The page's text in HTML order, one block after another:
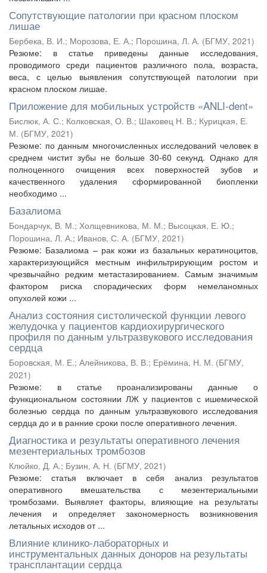
Сопутствующие патологии при красном плоском
лишае
Бербека, В. И.; Морозова, Е. А.; Порошина, Л. А. (БГМУ, 2021)
Резюме: в статье приведены данные исследования,
проводимого среди пациентов различного пола, возраста,
веса, с целью выявления сопутствующей патологии при
красном плоском лишае.
Приложение для мобильных устройств «ANLI-dent»
Бислюк, А. С.; Колковская, О. В.; Шаковец Н. В.; Курицкая, Е.
М. (БГМУ, 2021)
Резюме: по данным многочисленных исследований человек в
среднем чистит зубы не больше 30-60 секунд. Однако для
полноценного очищения всех поверхностей зубов и
качественного удаления сформированной биопленки
необходимо ...
Базалиома
Бондарчук, В. М.; Холщевникова, М. М.; Высоцкая, Е. Ю.;
Порошина, Л. А.; Иванов, С. А. (БГМУ, 2021)
Резюме: Базалиома – рак кожи из базальных кератиноцитов,
характеризующийся местным инфильтрирующим ростом и
чрезвычайно редким метастазированием. Самым значимым
фактором риска спорадических форм немеланомных
опухолей кожи ...
Анализ состояния систолической функции левого
желудочка у пациентов кардиохирургического
профиля по данным ультразвукового исследования
сердца
Боровская, М. Е.; Алейникова, В. В.; Ерёмина, Н. М. (БГМУ,
2021)
Резюме: в статье проанализированы данные о
функциональном состоянии ЛЖ у пациентов с ишемической
болезнью сердца по данным ультразвукового исследования
сердца до и в ранние сроки после оперативного лечения.
Диагностика и результаты оперативного лечения
мезентериальных тромбозов
Клюйко, Д. А.; Бузин, А. Н. (БГМУ, 2021)
Резюме: статья включает в себя анализ результатов
оперативного вмешательства с мезентериальными
тромбозами. Выявляет факторы, влияющие на результаты
лечения и определяет закономерность возникновения
летальных исходов от ...
Влияние клинико-лабораторных и
инструментальных данных доноров на результаты
трансплантации сердца